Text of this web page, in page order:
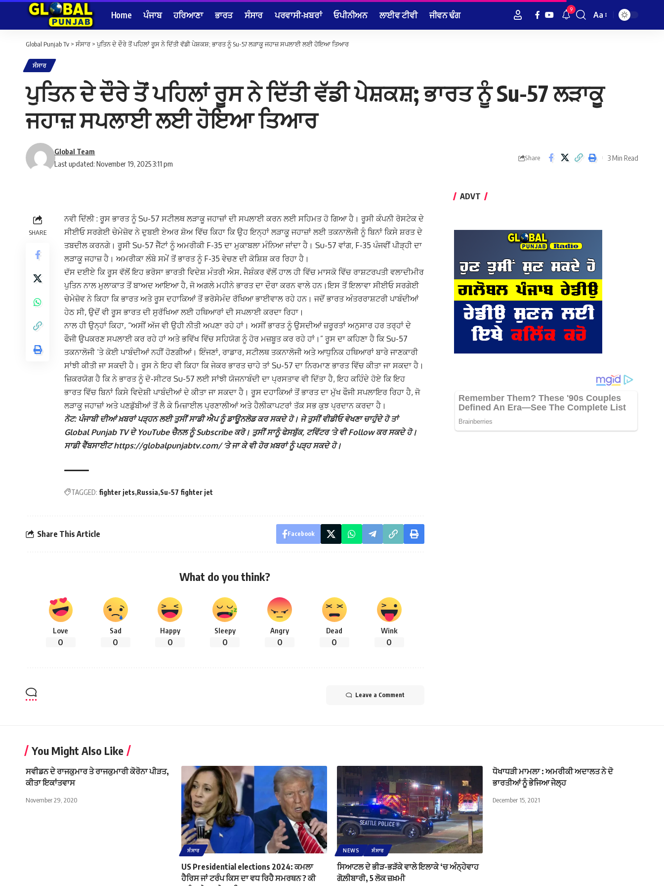
Home ਪੰਜਾਬ ਹਰਿਆਣਾ ਭਾਰਤ ਸੰਸਾਰ ਪਰਵਾਸੀ-ਖ਼ਬਰਾਂ ਓਪੀਨੀਅਨ ਲਾਈਵ ਟੀਵੀ ਜੀਵਨ ਢੰਗ 9
Font
Aa
Global Punjab Tv > ਸੰਸਾਰ> ਪੁਤਿਨ ਦੇ ਦੌਰੇ ਤੋਂ ਪਹਿਲਾਂ ਰੂਸ ਨੇ ਦਿੱਤੀ ਵੱਡੀ ਪੇਸ਼ਕਸ਼; ਭਾਰਤ ਨੂੰ Su-57 ਲੜਾਕੂ ਜਹਾਜ਼ ਸਪਲਾਈ ਲਈ ਹੋਇਆ ਤਿਆਰ
ਸੰਸਾਰ
ਪੁਤਿਨ ਦੇ ਦੌਰੇ ਤੋਂ ਪਹਿਲਾਂ ਰੂਸ ਨੇ ਦਿੱਤੀ ਵੱਡੀ ਪੇਸ਼ਕਸ਼; ਭਾਰਤ ਨੂੰ Su-57 ਲੜਾਕੂ
ਜਹਾਜ਼ ਸਪਲਾਈ ਲਈ ਹੋਇਆ ਤਿਆਰ
Last updated: November 19, 2025 3:11 pm
Global Team
Share 3 Min Read
SHARE
ਨਵੀ ਦਿੱਲੀ : ਰੂਸ ਭਾਰਤ ਨੂੰ Su-57 ਸਟੀਲਥ ਲੜਾਕੂ ਜਹਾਜ਼ਾਂ ਦੀ ਸਪਲਾਈ ਕਰਨ ਲਈ ਸਹਿਮਤ ਹੋ ਗਿਆ ਹੈ। ਰੂਸੀ ਕੰਪਨੀ ਰੋਸਟੇਕ ਦੇ
ਸੀਈਓ ਸਰਗੇਈ ਚੇਮੇਜ਼ੋਵ ਨੇ ਦੁਬਈ ਏਅਰ ਸ਼ੋਅ ਵਿੱਚ ਕਿਹਾ ਕਿ ਉਹ ਇਨ੍ਹਾਂ ਲੜਾਕੂ ਜਹਾਜ਼ਾਂ ਲਈ ਤਕਨਾਲੋਜੀ ਨੂੰ ਬਿਨਾਂ ਕਿਸੇ ਸ਼ਰਤ ਦੇ
ਤਬਦੀਲ ਕਰਨਗੇ। ਰੂਸੀ Su-57 ਜੈੱਟਾਂ ਨੂੰ ਅਮਰੀਕੀ F-35 ਦਾ ਮੁਕਾਬਲਾ ਮੰਨਿਆ ਜਾਂਦਾ ਹੈ। Su-57 ਵਾਂਗ, F-35 ਪੰਜਵੀਂ ਪੀੜ੍ਹੀ ਦਾ
ਲੜਾਕੂ ਜਹਾਜ਼ ਹੈ। ਅਮਰੀਕਾ ਲੰਬੇ ਸਮੇਂ ਤੋਂ ਭਾਰਤ ਨੂੰ F-35 ਵੇਚਣ ਦੀ ਕੋਸ਼ਿਸ਼ ਕਰ ਰਿਹਾ ਹੈ।
ਦੱਸ ਦਈਏ ਕਿ ਰੂਸ ਵੱਲੋਂ ਇਹ ਭਰੋਸਾ ਭਾਰਤੀ ਵਿਦੇਸ਼ ਮੰਤਰੀ ਐਸ. ਜੈਸ਼ੰਕਰ ਵੱਲੋਂ ਹਾਲ ਹੀ ਵਿੱਚ ਮਾਸਕੋ ਵਿੱਚ ਰਾਸ਼ਟਰਪਤੀ ਵਲਾਦੀਮੀਰ
ਪੁਤਿਨ ਨਾਲ ਮੁਲਾਕਾਤ ਤੋਂ ਬਾਅਦ ਆਇਆ ਹੈ, ਜੋ ਅਗਲੇ ਮਹੀਨੇ ਭਾਰਤ ਦਾ ਦੌਰਾ ਕਰਨ ਵਾਲੇ ਹਨ।ਇਸ ਤੋਂ ਇਲਾਵਾ ਸੀਈਓ ਸਰਗੇਈ
ਚੇਮੇਜ਼ੋਵ ਨੇ ਕਿਹਾ ਕਿ ਭਾਰਤ ਅਤੇ ਰੂਸ ਦਹਾਕਿਆਂ ਤੋਂ ਭਰੋਸੇਮੰਦ ਰੱਖਿਆ ਭਾਈਵਾਲ ਰਹੇ ਹਨ। ਜਦੋਂ ਭਾਰਤ ਅੰਤਰਰਾਸ਼ਟਰੀ ਪਾਬੰਦੀਆਂ
ਹੇਠ ਸੀ, ਉਦੋਂ ਵੀ ਰੂਸ ਭਾਰਤ ਦੀ ਸੁਰੱਖਿਆ ਲਈ ਹਥਿਆਰਾਂ ਦੀ ਸਪਲਾਈ ਕਰਦਾ ਰਿਹਾ।
ਨਾਲ ਹੀ ਉਨ੍ਹਾਂ ਕਿਹਾ, “ਅਸੀਂ ਅੱਜ ਵੀ ਉਹੀ ਨੀਤੀ ਅਪਣਾ ਰਹੇ ਹਾਂ। ਅਸੀਂ ਭਾਰਤ ਨੂੰ ਉਸਦੀਆਂ ਜ਼ਰੂਰਤਾਂ ਅਨੁਸਾਰ ਹਰ ਤਰ੍ਹਾਂ ਦੇ
ਫੌਜੀ ਉਪਕਰਣ ਸਪਲਾਈ ਕਰ ਰਹੇ ਹਾਂ ਅਤੇ ਭਵਿੱਖ ਵਿੱਚ ਸਹਿਯੋਗ ਨੂੰ ਹੋਰ ਮਜ਼ਬੂਤ ​​ਕਰ ਰਹੇ ਹਾਂ।” ਰੂਸ ਦਾ ਕਹਿਣਾ ਹੈ ਕਿ Su-57
ਤਕਨਾਲੋਜੀ ‘ਤੇ ਕੋਈ ਪਾਬੰਦੀਆਂ ਨਹੀਂ ਹੋਣਗੀਆਂ। ਇੰਜਣਾਂ, ਰਾਡਾਰ, ਸਟੀਲਥ ਤਕਨਾਲੋਜੀ ਅਤੇ ਆਧੁਨਿਕ ਹਥਿਆਰਾਂ ਬਾਰੇ ਜਾਣਕਾਰੀ
ਸਾਂਝੀ ਕੀਤੀ ਜਾ ਸਕਦੀ ਹੈ। ਰੂਸ ਨੇ ਇਹ ਵੀ ਕਿਹਾ ਕਿ ਜੇਕਰ ਭਾਰਤ ਚਾਹੇ ਤਾਂ Su-57 ਦਾ ਨਿਰਮਾਣ ਭਾਰਤ ਵਿੱਚ ਕੀਤਾ ਜਾ ਸਕਦਾ ਹੈ।
ਜ਼ਿਕਰਯੋਗ ਹੈ ਕਿ ਨੇ ਭਾਰਤ ਨੂੰ ਦੋ-ਸੀਟਰ Su-57 ਲਈ ਸਾਂਝੀ ਯੋਜਨਾਬੰਦੀ ਦਾ ਪ੍ਰਸਤਾਵ ਵੀ ਦਿੱਤਾ ਹੈ, ਇਹ ਕਹਿੰਦੇ ਹੋਏ ਕਿ ਇਹ
ਭਾਰਤ ਵਿੱਚ ਬਿਨਾਂ ਕਿਸੇ ਵਿਦੇਸ਼ੀ ਪਾਬੰਦੀਆਂ ਦੇ ਕੀਤਾ ਜਾ ਸਕਦਾ ਹੈ। ਰੂਸ ਦਹਾਕਿਆਂ ਤੋਂ ਭਾਰਤ ਦਾ ਮੁੱਖ ਫੌਜੀ ਸਪਲਾਇਰ ਰਿਹਾ ਹੈ, ਜੋ
ਲੜਾਕੂ ਜਹਾਜ਼ਾਂ ਅਤੇ ਪਣਡੁੱਬੀਆਂ ਤੋਂ ਲੈ ਕੇ ਮਿਜ਼ਾਈਲ ਪ੍ਰਣਾਲੀਆਂ ਅਤੇ ਹੈਲੀਕਾਪਟਰਾਂ ਤੱਕ ਸਭ ਕੁਝ ਪ੍ਰਦਾਨ ਕਰਦਾ ਹੈ।
ਨੋਟ: ਪੰਜਾਬੀ ਦੀਆਂ ਖ਼ਬਰਾਂ ਪੜ੍ਹਨ ਲਈ ਤੁਸੀਂ ਸਾਡੀ ਐਪ ਨੂੰ ਡਾਊਨਲੋਡ ਕਰ ਸਕਦੇ ਹੋ। ਜੇ ਤੁਸੀਂ ਵੀਡੀਓ ਵੇਖਣਾ ਚਾਹੁੰਦੇ ਹੋ ਤਾਂ
Global Punjab TV ਦੇ YouTube ਚੈਨਲ ਨੂੰ Subscribe ਕਰੋ। ਤੁਸੀਂ ਸਾਨੂੰ ਫੇਸਬੁੱਕ, ਟਵਿੱਟਰ ‘ਤੇ ਵੀ Follow ਕਰ ਸਕਦੇ ਹੋ।
ਸਾਡੀ ਵੈੱਬਸਾਈਟ https://globalpunjabtv.com/ ‘ਤੇ ਜਾ ਕੇ ਵੀ ਹੋਰ ਖ਼ਬਰਾਂ ਨੂੰ ਪੜ੍ਹ ਸਕਦੇ ਹੋ।
TAGGED: fighter jets Russia Su-57 fighter jet
Share This Article Facebook
What do you think?
Love
0
Sad
0
Happy
0
Sleepy
0
Angry
0
Dead
0
Wink
0
Leave a Comment
ADVT
You Might Also Like
ਸਵੀਡਨ ਦੇ ਰਾਜਕੁਮਾਰ ਤੇ ਰਾਜਕੁਮਾਰੀ ਕੋਰੋਨਾ ਪੀੜਤ,
ਕੀਤਾ ਇਕਾਂਤਵਾਸ
November 29, 2020
ਸੰਸਾਰ
US Presidential elections 2024: ਕਮਲਾ
ਹੈਰਿਸ ਜਾਂ ਟਰੰਪ ਕਿਸ ਦਾ ਵਧ ਰਿਹੈ ਸਮਰਥਨ ? ਕੀ
NEWS ਸੰਸਾਰ
ਸਿਆਟਲ ਦੇ ਭੀੜ-ਭੜੱਕੇ ਵਾਲੇ ਇਲਾਕੇ ‘ਚ ਅੰਨ੍ਹੇਵਾਹ
ਗੋਲ਼ੀਬਾਰੀ, 5 ਲੋਕ ਜ਼ਖ਼ਮੀ
ਧੋਖਾਧੜੀ ਮਾਮਲਾ : ਅਮਰੀਕੀ ਅਦਾਲਤ ਨੇ ਦੋ
ਭਾਰਤੀਆਂ ਨੂੰ ਭੇਜਿਆ ਜੇਲ੍ਹ
December 15, 2021